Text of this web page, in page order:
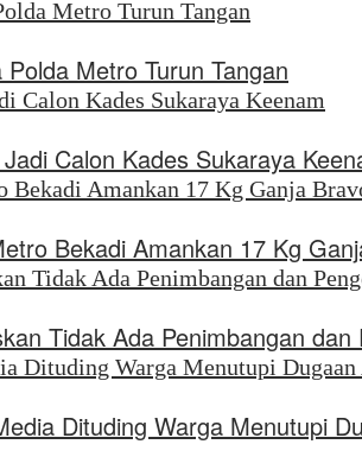
Metro Turun Tangan
Calon Kades Sukaraya
Bekadi Amankan 17 Kg
Tidak Ada Penimbangan
Dituding Warga Menutupi